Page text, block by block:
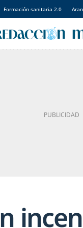
Formación sanitaria 2.0